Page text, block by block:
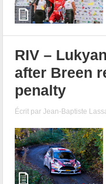
RIV –
after Breen
penalty
Écrit parJean-Baptiste